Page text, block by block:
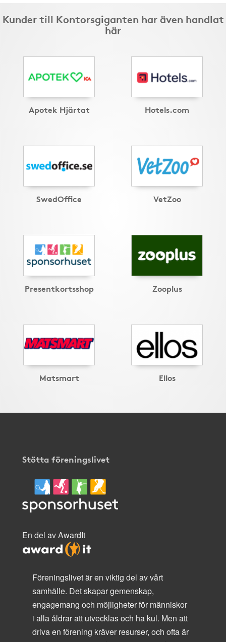
Kunder till Kontorsgiganten har även handlat
här
Apotek Hjärtat Hotels.com
SwedOffice VetZoo
Presentkortsshop Zooplus
Matsmart Ellos
Stötta föreningslivet
En del av AwardIt
Föreningslivet är en viktig del av vårt
samhälle. Det skapar gemenskap,
engagemang och möjligheter för människor
i alla åldrar att utvecklas och ha kul. Men att
driva en förening kräver resurser, och ofta är